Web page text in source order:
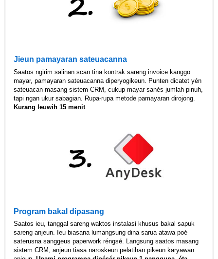
Jieun pamayaran sateuacanna
Saatos ngirim salinan scan tina kontrak sareng invoice kanggo
mayar, pamayaran sateuacanna diperyogikeun. Punten dicatet yén
sateuacan masang sistem CRM, cukup mayar sanés jumlah pinuh,
tapi ngan ukur sabagian. Rupa-rupa metode pamayaran dirojong.
Kurang leuwih 15 menit
Program bakal dipasang
Saatos ieu, tanggal sareng waktos instalasi khusus bakal sapuk
sareng anjeun. Ieu biasana lumangsung dina sarua atawa poé
saterusna sanggeus paperwork réngsé. Langsung saatos masang
sistem CRM, anjeun tiasa naroskeun pelatihan pikeun karyawan